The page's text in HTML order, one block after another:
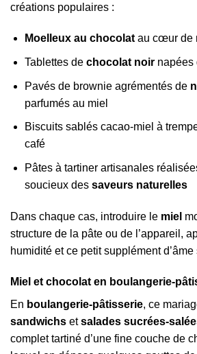
créations populaires :
Moelleux au chocolatau cœur de
Tablettes de chocolat noirnapées
Pavés de brownie agrémentés de
parfumés au miel
Biscuits sablés cacao-miel à
café
Pâtes à tartiner artisanales
soucieux des saveurs naturelles
Dans chaque cas, introduire le miel
structure de la pâte ou de l’appareil,
humidité et ce petit supplément
Miel et chocolat en boulangerie-
En boulangerie-pâtisserie, ce
sandwichs etsalades sucrées-
complet tartiné d’une fine couche de